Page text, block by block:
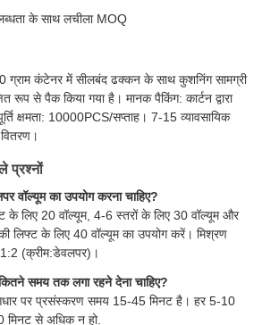
के साथ लचीला MOQ
ग्राम कंटेनर में सीलबंद ढक्कन के साथ कुशनिंग सामग्री
रूप से पैक किया गया है। मानक पैकिंग: कार्टन द्वारा
क्षमता: 10000PCS/सप्ताह। 7-15 व्यावसायिक
प्रश्नों
वॉल्यूम का उपयोग करना चाहिए?
के लिए 20 वॉल्यूम, 4-6 स्तरों के लिए 30 वॉल्यूम और
लिफ्ट के लिए 40 वॉल्यूम का उपयोग करें। मिश्रण
(क्रीम:डेवलपर)।
समय तक लगा रहने देना चाहिए?
पर प्रसंस्करण समय 15-45 मिनट है। हर 5-10
से अधिक न हो.